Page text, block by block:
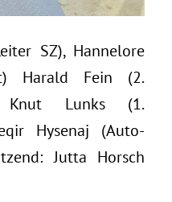
SZ), Hannelore
Harald Fein (2.
Knut Lunks (1.
Hysenaj (Auto-
Jutta Horsch